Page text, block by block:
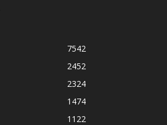
7542
2452
2324
1474
1122